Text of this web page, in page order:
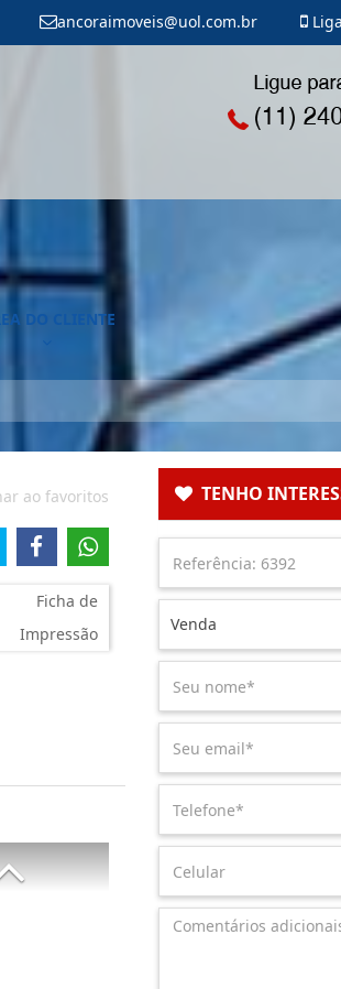
ancoraimoveis@uol.com.br
DO CLIENTE
ao favoritos
Ficha de
Impressão
TENHO
Venda